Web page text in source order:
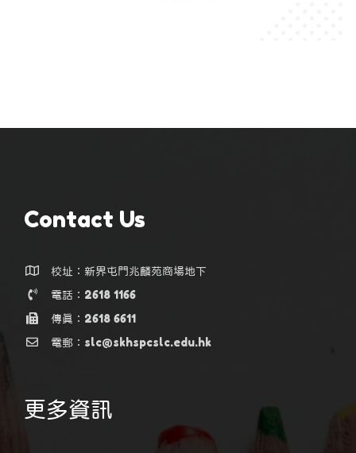
Contact Us
校址：新界屯門兆麟苑商場地下
電話：2618 1166
傳真：2618 6611
電郵：slc@skhspcslc.edu.hk
更多資訊